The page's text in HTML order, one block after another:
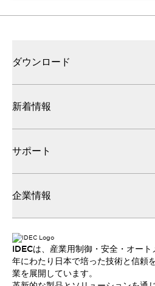
ダウンロード
新着情報
サポート
企業情報
IDECは、産業用制御・安全・オー
年にわたり日本で培った技術と信頼
業を展開しています。